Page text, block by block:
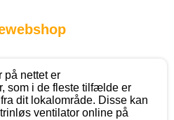
på nettet er
som i de fleste tilfælde er
dit lokalområde. Disse kan
ventilator online på